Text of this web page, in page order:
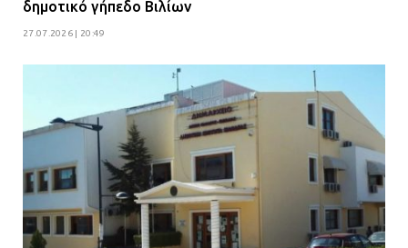
δημοτικό γήπεδο Βιλίων
27.07.2026 | 20:49